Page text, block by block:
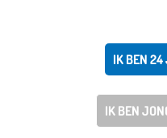
IK BEN 24
IK BEN
pokerroom kan zijn reputatie
gedaan heeft door de
domweg te blijven ontkennen.
gevolgen zijn. De zaak wordt